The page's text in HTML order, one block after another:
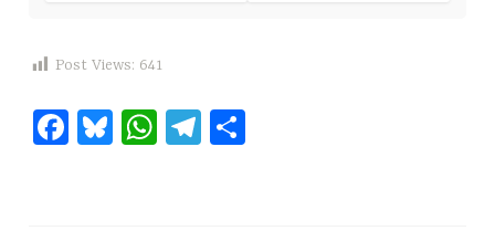
Post Views: 641
Fa Bl W Te